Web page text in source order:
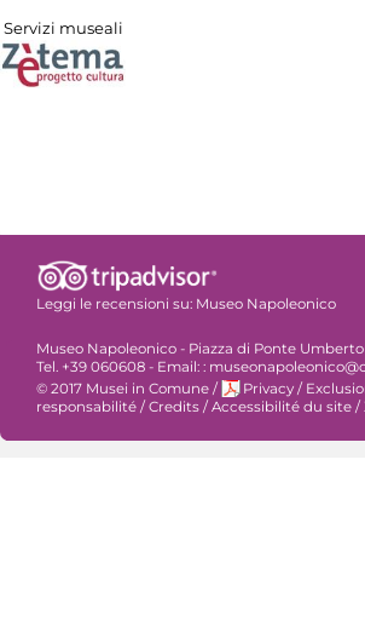
Servizi museali
Leggi le recensioni su: Museo Napoleonico
Museo Napoleonico - Piazza di Ponte Umberto
Tel. +39 060608 - Email: :
© 2017 Musei in Comune / Privacy /
responsabilité /Credits /Accessibilité du site /